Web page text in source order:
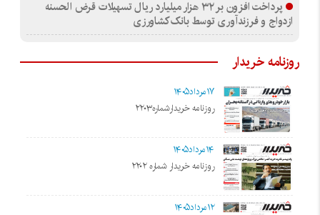
پرداخت افزون بر ۳۲ هزار میلیارد ریال تسهیلات قرض الحسنه
ازدواج و فرزندآوری توسط بانک کشاورزی
روزنامه خریدار
۱۷مرداد۱۴۰۵
روزنامه خریدارشماره۲۲۰۳
۱۴مرداد۱۴۰۵
روزنامه خریدار شماره ۲۲۰۲
۱۲مرداد۱۴۰۵